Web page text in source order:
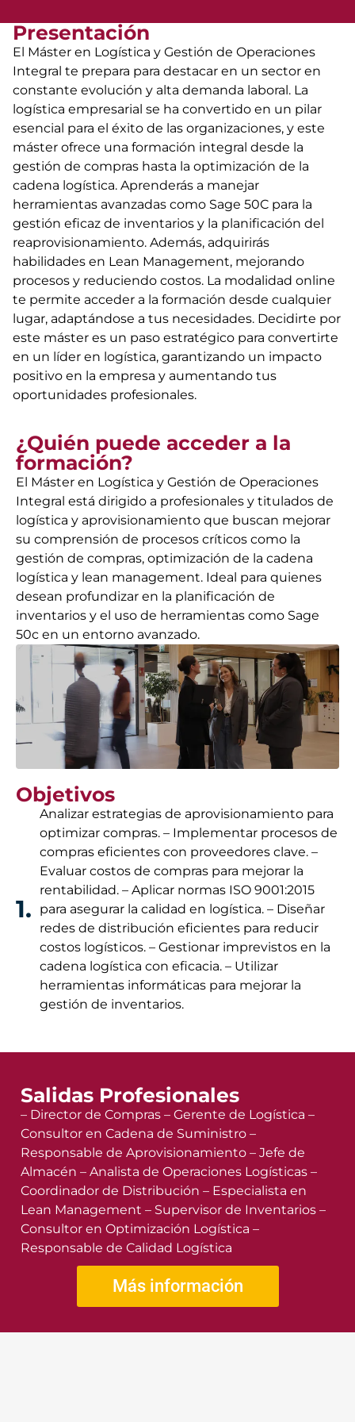
Presentación
El Máster en Logística y Gestión de Operaciones
Integral te prepara para destacar en un sector en
constante evolución y alta demanda laboral. La
logística empresarial se ha convertido en un pilar
esencial para el éxito de las organizaciones, y este
máster ofrece una formación integral desde la
gestión de compras hasta la optimización de la
cadena logística. Aprenderás a manejar
herramientas avanzadas como Sage 50C para la
gestión eficaz de inventarios y la planificación del
reaprovisionamiento. Además, adquirirás
habilidades en Lean Management, mejorando
procesos y reduciendo costos. La modalidad online
te permite acceder a la formación desde cualquier
lugar, adaptándose a tus necesidades. Decidirte por
este máster es un paso estratégico para convertirte
en un líder en logística, garantizando un impacto
positivo en la empresa y aumentando tus
oportunidades profesionales.
¿Quién puede acceder a la
formación?
El Máster en Logística y Gestión de Operaciones
Integral está dirigido a profesionales y titulados de
logística y aprovisionamiento que buscan mejorar
su comprensión de procesos críticos como la
gestión de compras, optimización de la cadena
logística y lean management. Ideal para quienes
desean profundizar en la planificación de
inventarios y el uso de herramientas como Sage
50c en un entorno avanzado.
Objetivos
1.
Analizar estrategias de aprovisionamiento para
optimizar compras. – Implementar procesos de
compras eficientes con proveedores clave. –
Evaluar costos de compras para mejorar la
rentabilidad. – Aplicar normas ISO 9001:2015
para asegurar la calidad en logística. – Diseñar
redes de distribución eficientes para reducir
costos logísticos. – Gestionar imprevistos en la
cadena logística con eficacia. – Utilizar
herramientas informáticas para mejorar la
gestión de inventarios.
Salidas Profesionales
– Director de Compras – Gerente de Logística –
Consultor en Cadena de Suministro –
Responsable de Aprovisionamiento – Jefe de
Almacén – Analista de Operaciones Logísticas –
Coordinador de Distribución – Especialista en
Lean Management – Supervisor de Inventarios –
Consultor en Optimización Logística –
Responsable de Calidad Logística
Más información